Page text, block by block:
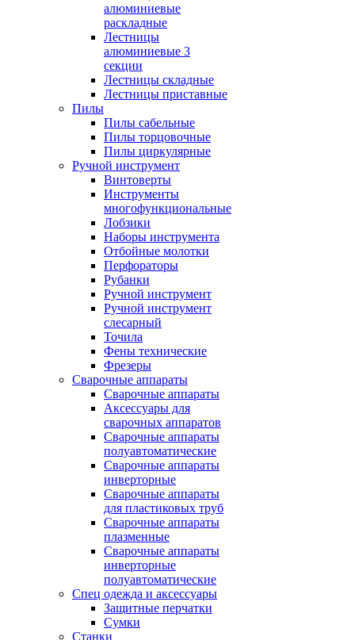
алюминиевые
раскладные
Лестницы
алюминиевые 3
секции
Лестницы складные
Лестницы приставные
Пилы
Пилы сабельные
Пилы торцовочные
Пилы циркулярные
Ручной инструмент
Винтоверты
Инструменты
многофункциональные
Лобзики
Наборы инструмента
Отбойные молотки
Перфораторы
Рубанки
Ручной инструмент
Ручной инструмент
слесарный
Точила
Фены технические
Фрезеры
Сварочные аппараты
Сварочные аппараты
Аксессуары для
сварочных аппаратов
Сварочные аппараты
полуавтоматические
Сварочные аппараты
инверторные
Сварочные аппараты
для пластиковых труб
Сварочные аппараты
плазменные
Сварочные аппараты
инверторные
полуавтоматические
Спец одежда и аксессуары
Защитные перчатки
Сумки
Станки